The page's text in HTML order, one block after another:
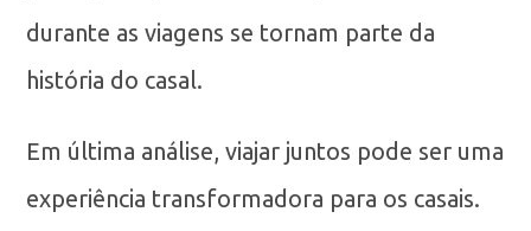
durante as viagens se tornam parte da
história do casal.
Em última análise, viajar juntos pode ser uma
experiência transformadora para os casais.